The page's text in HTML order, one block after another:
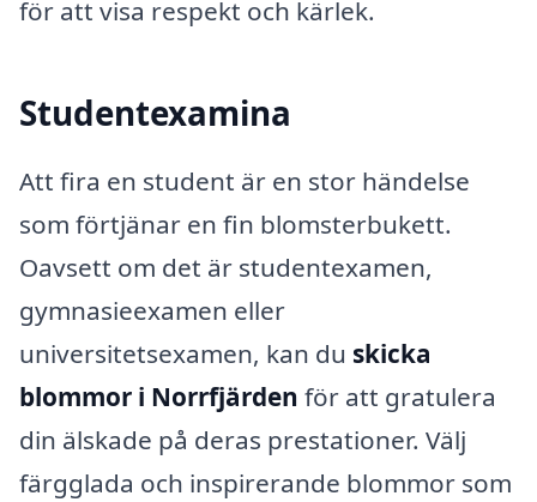
för att visa respekt och kärlek.
Studentexamina
Att fira en student är en stor händelse
som förtjänar en fin blomsterbukett.
Oavsett om det är studentexamen,
gymnasieexamen eller
universitetsexamen, kan du skicka
blommor i Norrfjärden för att gratulera
din älskade på deras prestationer. Välj
färgglada och inspirerande blommor som